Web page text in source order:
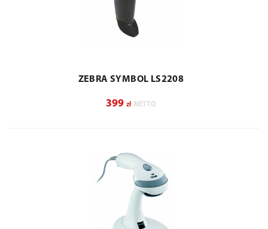
ZEBRA SYMBOL LS2208
399 zł NETTO